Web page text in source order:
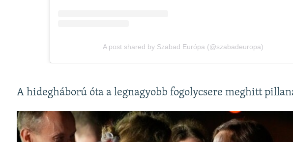
A hidegháború óta a legnagyobb fogolycsere meghitt